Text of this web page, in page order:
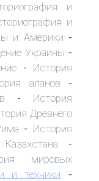
и
и
и Америки -
Украины -
- История
аланов -
- История
Древнего
- История
-
мировых
и техники -